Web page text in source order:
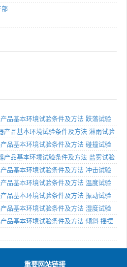
部
品基本环境试验条件及方法 跌落试验
产品基本环境试验条件及方法 淋雨试验
品基本环境试验条件及方法 碰撞试验
产品基本环境试验条件及方法 盐雾试验
品基本环境试验条件及方法 冲击试验
品基本环境试验条件及方法 温度试验
品基本环境试验条件及方法 振动试验
品基本环境试验条件及方法 湿度试验
品基本环境试验条件及方法 倾斜 摇摆
重要网站链接